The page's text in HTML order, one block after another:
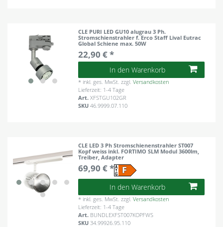
CLE PURI LED GU10 alugrau 3 Ph.
Stromschienstrahler f. Erco Staff Lival Eutrac
Global Schiene max. 50W
22,90 € *
In den Warenkorb
* inkl. ges. MwSt. zzgl.Versandkosten
Lieferzeit: 1-4 Tage
Art.XFSTGU102GR
SKU46.9999.07.110
CLE LED 3 Ph Stromschienenstrahler ST007
Kopf weiss inkl. FORTIMO SLM Modul 3600lm,
Treiber, Adapter
69,90 € *
In den Warenkorb
* inkl. ges. MwSt. zzgl.Versandkosten
Lieferzeit: 1-4 Tage
Art. BUNDLEXFST007KOPFWS
SKU 34.99926.95.110